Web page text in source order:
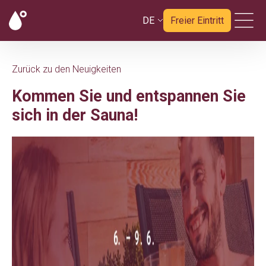
DE Freier Eintritt
Zurück zu den Neuigkeiten
Kommen Sie und entspannen Sie
sich in der Sauna!